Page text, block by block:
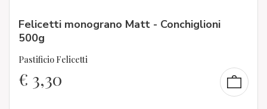
Felicetti monograno Matt - Conchiglioni
500g
Pastificio Felicetti
€ 3,30